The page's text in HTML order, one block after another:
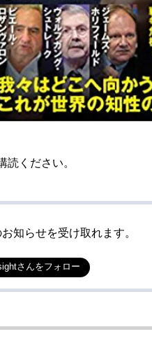
読ください。
知らせを受け取れます。
さんをフォロー